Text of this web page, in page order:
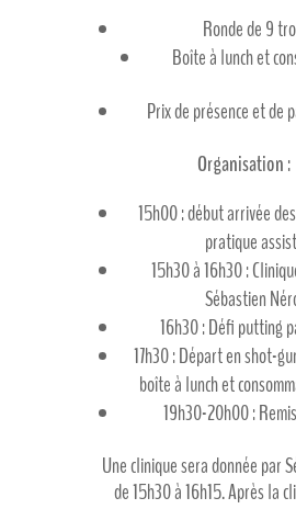
Ronde de 9
Boîte à lunch et
Prix de présence et de
Organisation :
15h00 : début arrivée
pratique
15h30 à 16h30 :
Sébastien
16h30 : Défi putting
17h30 : Départ en shot-
boîte à lunch et
19h30-20h00 :
Une clinique sera donnée par
de 15h30 à 16h15. Après la